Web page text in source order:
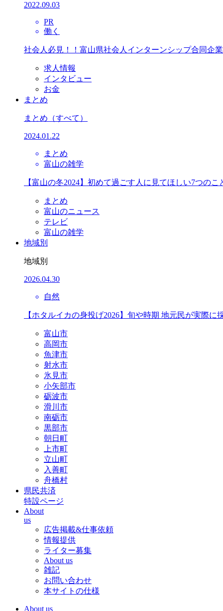
2022.09.03
PR
働く
社会人必見！！富山県社会人インターンシップ合同企
求人情報
インタビュー
お金
まとめ
まとめ （すべて）
2024.01.22
まとめ
富山の雑学
【富山の冬2024】初めて過ごす人に見てほしい7つのこ
まとめ
富山のニュース
テレビ
富山の雑学
地域別
地域別
2026.04.30
自然
【ホタルイカの身投げ2026】旬や時期 地元民が実際に
富山市
高岡市
魚津市
射水市
氷見市
小矢部市
砺波市
滑川市
南砺市
黒部市
朝日町
上市町
立山町
入善町
舟橋村
県民共済
特設ページ
About
us
広告掲載&仕事依頼
情報提供
ライター募集
About us
雑記
お問い合わせ
本サイトの仕様
About us